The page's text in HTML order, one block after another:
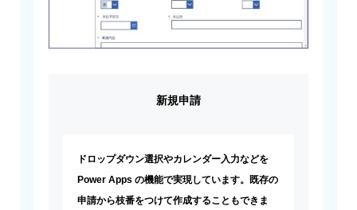
新規申請
ドロップダウン選択やカレンダー入力などを
Power Apps の機能で実現しています。既存の
申請から枝番をつけて作成することもできま